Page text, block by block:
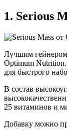
1. Serious
Лучшим гейнером
Optimum
для быстрого
В состав
25 витаминов и
Добавку можно